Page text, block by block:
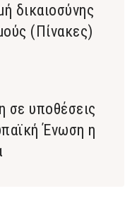
δικαιοσύνης
(Πίνακες)
σε υποθέσεις
Ένωση η